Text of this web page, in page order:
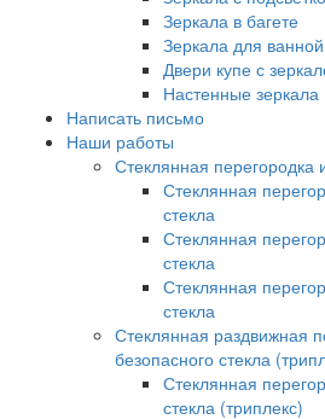
Зеркала в багете
Зеркала для ванной
Двери купе с
Настенные зеркала
Написать письмо
Наши работы
Стеклянная перегородка
Стеклянная
стекла
Стеклянная
стекла
Стеклянная
стекла
Стеклянная раздвижная
безопасного стекла
Стеклянная
стекла (триплекс)